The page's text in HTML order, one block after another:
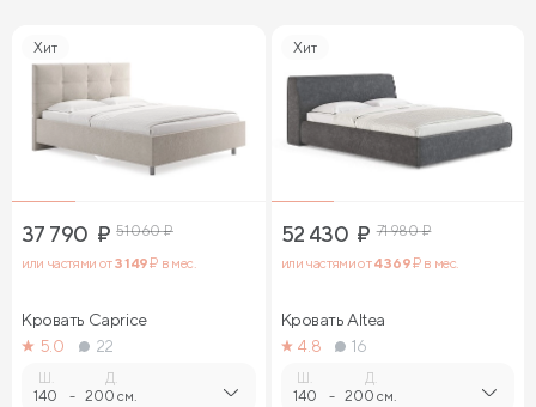
Хит
37 790 ₽ 51 060₽
или частями от3 149₽ в мес.
Кровать Caprice
5.0
22
Ш.
140 -
Д.
200 см.
Хит
52 430 ₽ 71 980₽
или частями от4 369₽ в мес.
Кровать Altea
4.8
16
Ш.
140 -
Д.
200 см.